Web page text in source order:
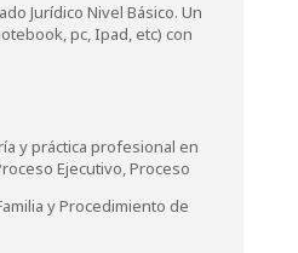
Jurídico Nivel Básico. Un
pc, Ipad, etc) con
y práctica profesional en
Ejecutivo, Proceso
y Procedimiento de